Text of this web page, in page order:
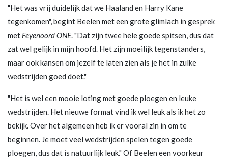
"Het was vrij duidelijk dat we Haaland en Harry Kane
tegenkomen", begint Beelen met een grote glimlach in gesprek
met Feyenoord ONE. "Dat zijn twee hele goede spitsen, dus dat
zat wel gelijk in mijn hoofd. Het zijn moeilijk tegenstanders,
maar ook kansen om jezelf te laten zien als je het in zulke
wedstrijden goed doet."
"Het is wel een mooie loting met goede ploegen en leuke
wedstrijden. Het nieuwe format vind ik wel leuk als ik het zo
bekijk. Over het algemeen heb ik er vooral zin in om te
beginnen. Je moet veel wedstrijden spelen tegen goede
ploegen, dus dat is natuurlijk leuk." Of Beelen een voorkeur